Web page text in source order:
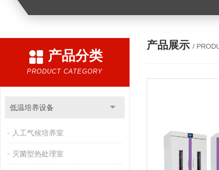
产品分类
PRODUCT CATEGORY
低温培养设备
人工气候培养室
灭菌型热处理室
产品展示 /